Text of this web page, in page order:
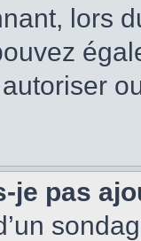
lors
je pas